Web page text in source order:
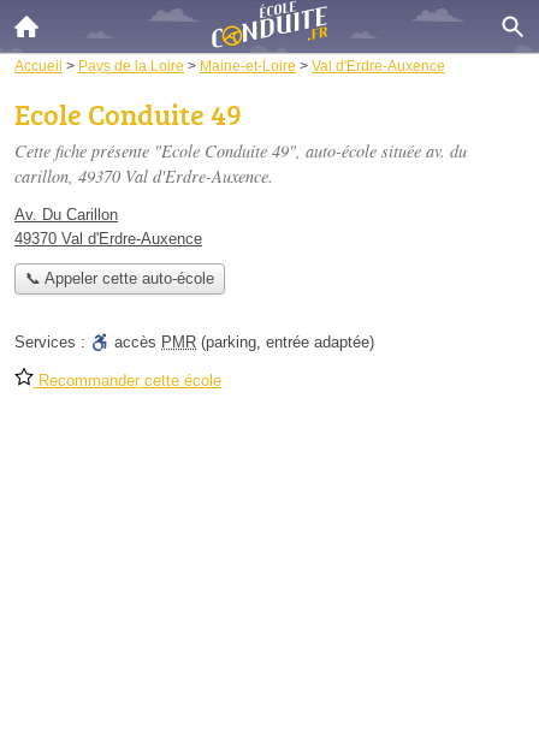
Accueil > Pays de la Loire > Maine-et-Loire > Val d'Erdre-Auxence
Ecole Conduite 49
Cette fiche présente "Ecole Conduite 49", auto-école située av. du
carillon, 49370 Val d'Erdre-Auxence.
Av. Du Carillon
49370 Val d'Erdre-Auxence
📞 Appeler cette auto-école
Services : accès PMR (parking, entrée adaptée)
Recommander cette école